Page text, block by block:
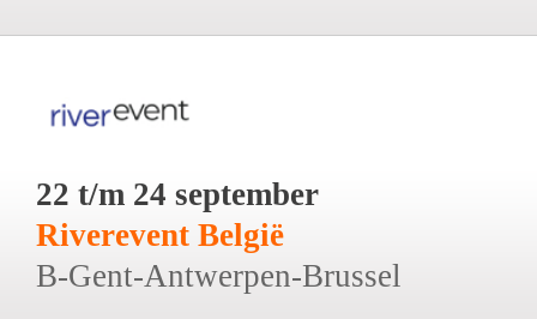
22 t/m 24 september
Riverevent België
B-Gent-Antwerpen-Brussel